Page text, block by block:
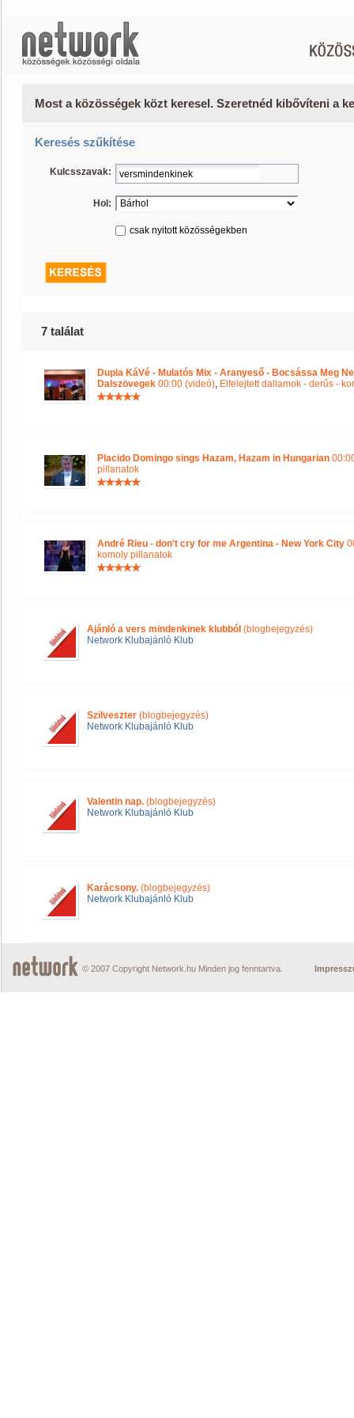
Most a közösségek közt keresel. Szeretnéd kibővíteni a
Keresés szűkítése
Kulcsszavak:
Hol:
csak nyitott közösségekben
7 találat
Dupla KáVé - Mulatós Mix - Aranyeső - Bocsássa Meg
Dalszövegek 00:00 (videó), Elfelejtett dallamok - derűs -
Placido Domingo sings Hazam, Hazam in Hungarian
pillanatok
André Rieu - don't cry for me Argentina - New York City
komoly pillanatok
Ajánló a vers mindenkinek klubból (blogbejegyzés)
Network Klubajánló Klub
Szilveszter (blogbejegyzés)
Network Klubajánló Klub
Valentin nap. (blogbejegyzés)
Network Klubajánló Klub
Karácsony. (blogbejegyzés)
Network Klubajánló Klub
© 2007 Copyright Network.hu Minden jog fenntartva.